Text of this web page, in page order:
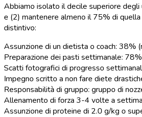
Abbiamo isolato il decile superiore
e (2) mantenere almeno il 75% di
distintivo:
Assunzione di un dietista o coach: 38%
Preparazione dei pasti settimanale:
Scatti fotografici di progresso
Impegno scritto a non fare diete
Responsabilità di gruppo: gruppo di
Allenamento di forza 3-4 volte a
Assunzione di proteine di 2.0 g/kg o